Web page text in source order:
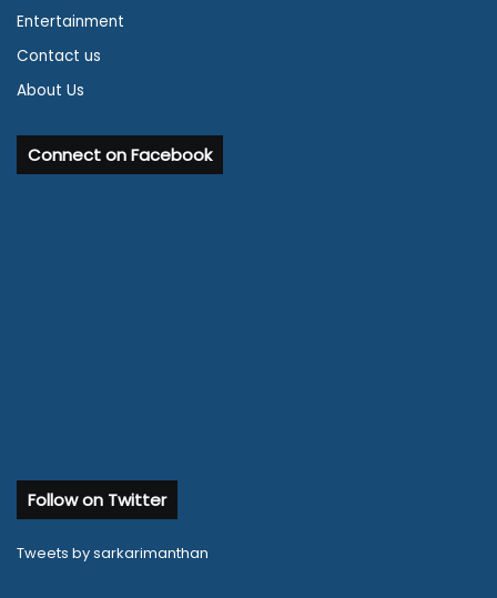
Entertainment
Contact us
About Us
Connect on Facebook
Follow on Twitter
Tweets by sarkarimanthan